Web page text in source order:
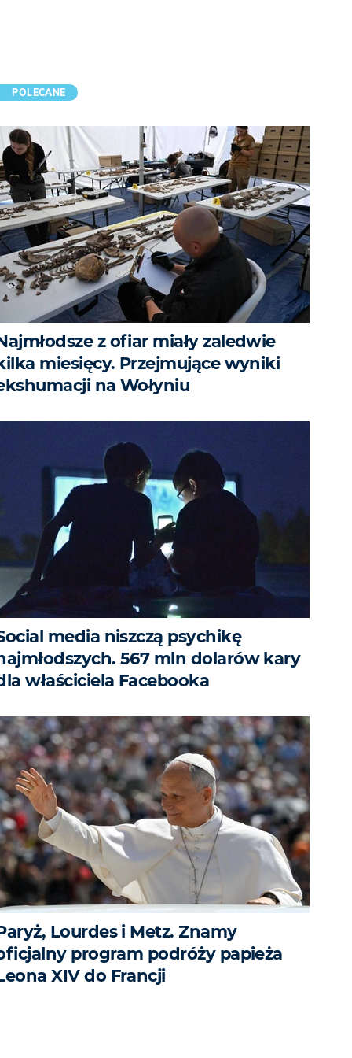
POLECANE
z ofiar miały zaledwie
miesięcy. Przejmujące wyniki
na Wołyniu
media niszczą psychikę
567 mln dolarów kary
właściciela Facebooka
Lourdes i Metz. Znamy
program podróży papieża
XIV do Francji